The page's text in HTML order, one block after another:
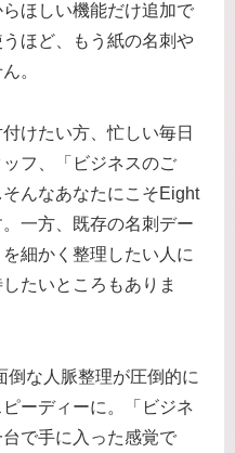
ほしい機能だけ追加で
ほど、もう紙の名刺や
。
けたい方、忙しい毎日
フ、「ビジネスのご
んなあなたにこそEight
一方、既存の名刺デー
細かく整理したい人に
たいところもありま
な人脈整理が圧倒的に
ーディーに。「ビジネ
で手に入った感覚で